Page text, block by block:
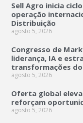
Sell Agro inicia
operação
Distribuição
agosto 5, 2026
Congresso de
liderança, IA e
transformações
agosto 5, 2026
Oferta global
reforçam
agosto 5, 2026